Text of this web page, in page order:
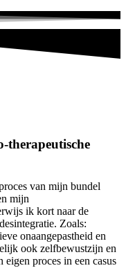
therapeutische
van mijn bundel
mijn
ik kort naar de
Zoals:
onaangepastheid en
ook zelfbewustzijn en
proces in een casus